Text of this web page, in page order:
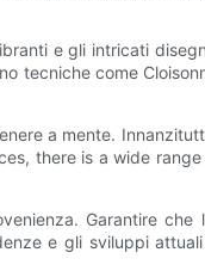
e gli intricati
tecniche come
a mente.
there is a wide
Garantire
e gli sviluppi